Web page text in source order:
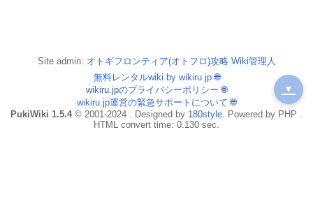
Site admin: オトギフロンティア(オトフロ)攻略 Wiki管理人
無料レンタルwiki by wikiru.jp🌐
wikiru.jpのプライバシーポリシー 🌐
wikiru.jp運営の緊急サポートについて 🌐
PukiWiki 1.5.4© 2001-2024 . Designed by 180style . Powered by PHP .
HTML convert time: 0.130 sec.
▼